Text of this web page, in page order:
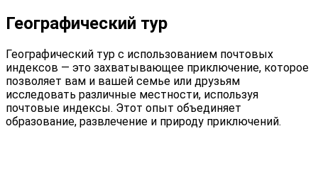
Географический тур
Географический тур с использованием почтовых
индексов — это захватывающее приключение, которое
позволяет вам и вашей семье или друзьям
исследовать различные местности, используя
почтовые индексы. Этот опыт объединяет
образование, развлечение и природу приключений.